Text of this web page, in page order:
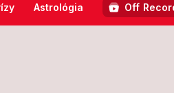
Astrológia Off